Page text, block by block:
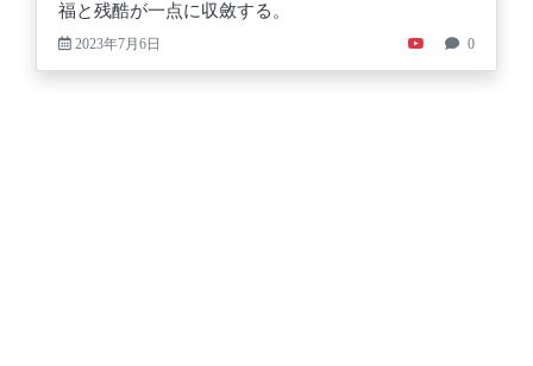
福と残酷が一点に収斂する。
2023年7月6日 0